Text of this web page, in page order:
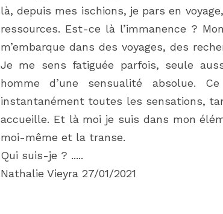
là, depuis mes ischions, je pars en
ressources. Est-ce là l’immanence ?
m’embarque dans des voyages, des
Je me sens fatiguée parfois, seule
homme d’une sensualité absolue.
instantanément toutes les sensations,
accueille. Et là moi je suis dans mon
moi-même et la transe.
Qui suis-je ? .....
Nathalie Vieyra 27/01/2021